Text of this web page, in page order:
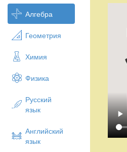
Алгебра
Геометрия
Химия
Физика
Русский
язык
Английский
язык